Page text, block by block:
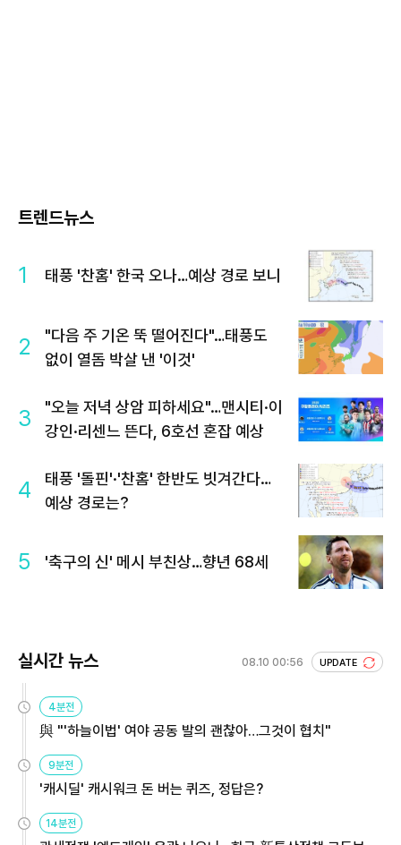
트렌드뉴스
1 태풍 '찬홈' 한국 오나…예상 경로 보니
2
"다음 주 기온 뚝 떨어진다"…태풍도
없이 열돔 박살 낸 '이것'
3
"오늘 저녁 상암 피하세요"…맨시티·이
강인·리센느 뜬다, 6호선 혼잡 예상
4
태풍 '돌핀'·'찬홈' 한반도 빗겨간다…
예상 경로는?
5 '축구의 신' 메시 부친상…향년 68세
실시간 뉴스 08.10 00:56 UPDATE
4분전
與 "'하늘이법' 여야 공동 발의 괜찮아…그것이 협치"
9분전
'캐시딜' 캐시워크 돈 버는 퀴즈, 정답은?
14분전